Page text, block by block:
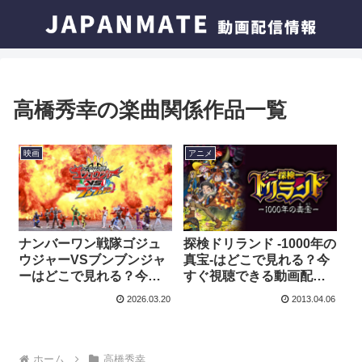
高橋秀幸の楽曲関係作品一覧
映画
ナンバーワン戦隊ゴジュ
ウジャーVSブンブンジャ
ーはどこで見れる？今す
ぐ視聴できる動画配信サ
2026.03.20
アニメ
探検ドリランド -1000年の
真宝-はどこで見れる？今
すぐ視聴できる動画配信
サービスを紹介！
2013.04.06
ホーム 高橋秀幸